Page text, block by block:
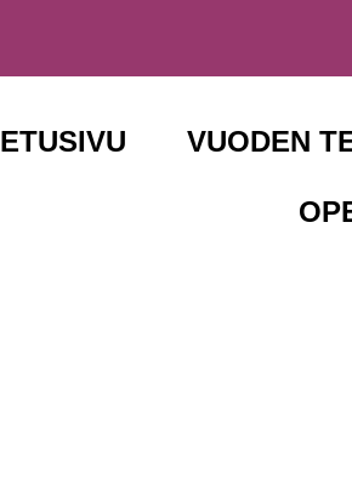
ETUSIVU VUODEN